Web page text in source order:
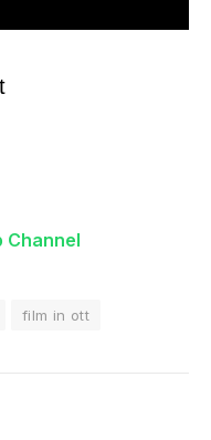
Channel
film in ott